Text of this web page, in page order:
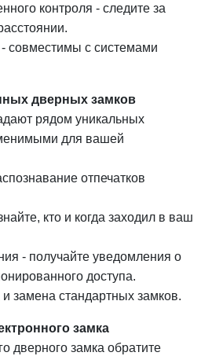
контроля - следите за
- совместимы с системами
дверных замков
рядом уникальных
для вашей
отпечатков
кто и когда заходил в ваш
- получайте уведомления о
доступа.
и замена стандартных замков.
замка
дверного замка обратите